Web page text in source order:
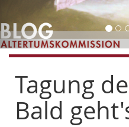
Tagung
Bald